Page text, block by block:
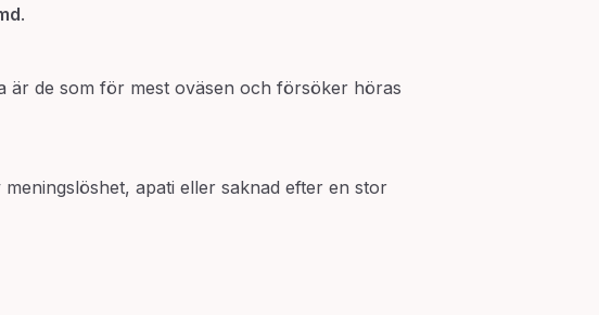
.
är de som för mest oväsen och försöker höras
apati eller saknad efter en stor